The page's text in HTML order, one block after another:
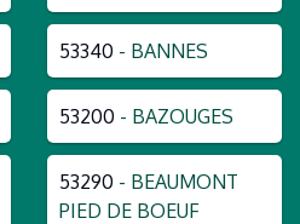
53340 - BANNES
53200 - BAZOUGES
53290 - BEAUMONT
PIED DE BOEUF